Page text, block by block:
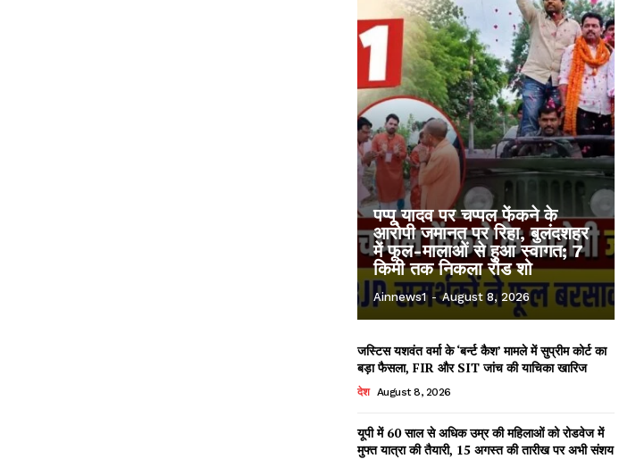
पप्पू यादव पर चप्पल फेंकने के
आरोपी जमानत पर रिहा, बुलंदशहर
में फूल-मालाओं से हुआ स्वागत; 7
किमी तक निकला रोड शो
Ainnews1 - August 8, 2026
जस्टिस यशवंत वर्मा के ‘बर्न्ट कैश’ मामले में सुप्रीम कोर्ट का
बड़ा फैसला, FIR और SIT जांच की याचिका खारिज
देश August 8, 2026
यूपी में 60 साल से अधिक उम्र की महिलाओं को रोडवेज में
मुफ्त यात्रा की तैयारी, 15 अगस्त की तारीख पर अभी संशय